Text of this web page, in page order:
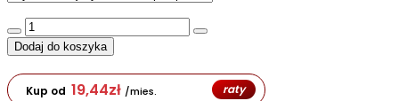
:product_name quantity
Dodaj do koszyka
Kup od 19,44zł /mies. raty